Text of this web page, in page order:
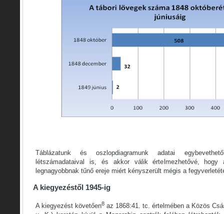
Táblázatunk és oszlopdiagramunk adatai
létszámadataival is, és akkor válik értelmezhetővé, hogy
legnagyobbnak tűnő ereje miért kényszerült mégis a
A kiegyezéstől 1945-ig
A kiegyezést követően8 az 1868:41. tc. értelmében a Közös